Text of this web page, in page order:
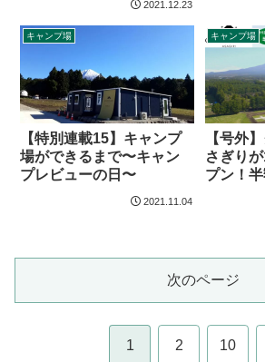
2021.12.23
キャンプ場
【特別連載15】キャンプ
場ができるまで〜キャン
プレビューの日〜
2021.11.04
キャンプ場
【号外
さぎり
プン！
次のページ
1 2 10